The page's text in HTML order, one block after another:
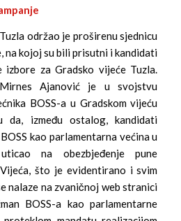
održao je proširenu sjednicu
na kojoj su bili prisutni i kandidati
za Gradsko vijeće Tuzla.
Mirnes Ajanović je u svojstvu
BOSS-a u Gradskom vijeću
da, između ostalog, kandidati
kao parlamentarna većina u
na obezbjeđenje pune
što je evidentirano i svim
nalaze na zvaničnoj web stranici
BOSS-a kao parlamentarne